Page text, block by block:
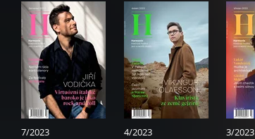
7/2023 4/2023 3/2023